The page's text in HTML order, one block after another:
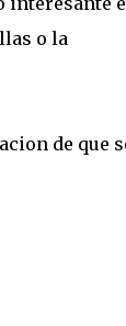
o la
de que